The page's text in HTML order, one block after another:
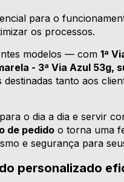
para o
os processos.
modelos — com1ª
- 3ª Via Azul
destinadas tanto aos
o dia a dia e servir
de pedido o torna uma
e segurança para
personalizado